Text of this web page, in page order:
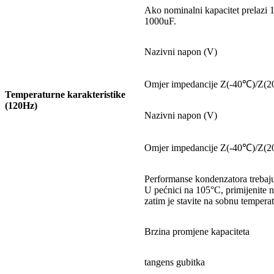
Ako nominalni kapacitet prelazi
1000uF.
Temperaturne karakteristike
(120Hz)
Nazivni napon (V)
Omjer impedancije Z(-40℃)/
Nazivni napon (V)
Omjer impedancije Z(-40℃)/
Performanse kondenzatora
U pećnici na 105°C, primijenite
zatim je stavite na sobnu
Brzina promjene kapaciteta
tangens gubitka